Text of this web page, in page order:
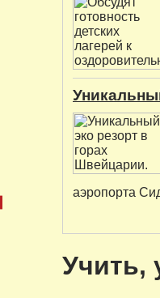
аэропорта
Учить,